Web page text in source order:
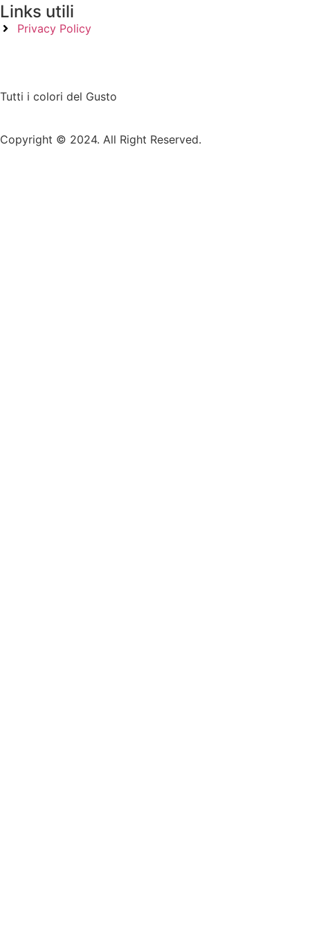
Links utili
Privacy Policy
Tutti i colori del Gusto
Copyright © 2024. All Right Reserved.